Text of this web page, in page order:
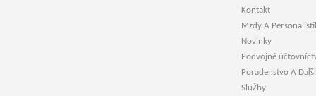
Kontakt
Mzdy A
Novinky
Podvojné
Poradenstvo A
SluŽby